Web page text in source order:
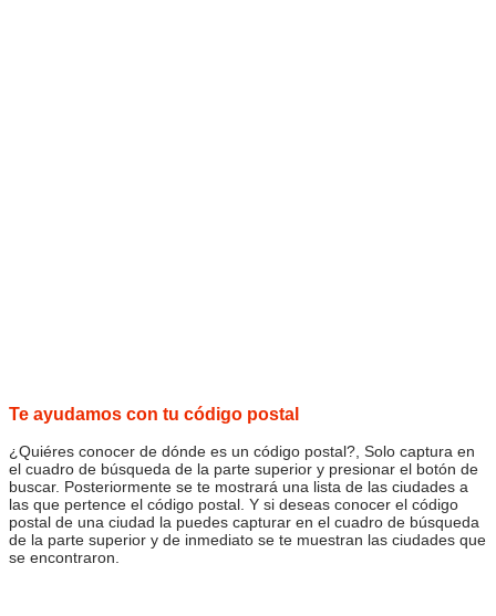
Te ayudamos con tu código postal
¿Quiéres conocer de dónde es un código postal?, Solo captura en
el cuadro de búsqueda de la parte superior y presionar el botón de
buscar. Posteriormente se te mostrará una lista de las ciudades a
las que pertence el código postal. Y si deseas conocer el código
postal de una ciudad la puedes capturar en el cuadro de búsqueda
de la parte superior y de inmediato se te muestran las ciudades que
se encontraron.